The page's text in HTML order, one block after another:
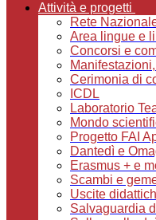
Attività e progetti
Rete
Area lingue e
Concorsi e
Cerimonia di
ICDL
Laboratorio
Mondo
Progetto FAI
Dantedì e
Erasmus + e
Scambi e
Uscite
Salvaguardia